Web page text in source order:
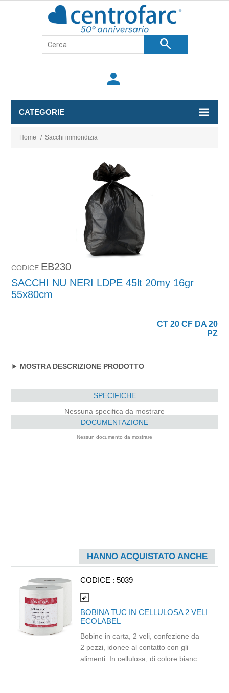
search
person
CATEGORIE
Home / Sacchi immondizia
CODICE EB230
SACCHI NU NERI LDPE 45lt 20my 16gr
55x80cm
CT 20 CF DA 20
PZ
MOSTRA DESCRIZIONE PRODOTTO
SPECIFICHE
Nessuna specifica da mostrare
DOCUMENTAZIONE
Nessun documento da mostrare
HANNO ACQUISTATO ANCHE
CODICE : 5039
compare_arrows
BOBINA TUC IN CELLULOSA 2 VELI
ECOLABEL
Bobine in carta, 2 veli, confezione da
2 pezzi, idonee al contatto con gli
alimenti. In cellulosa, di colore bianco